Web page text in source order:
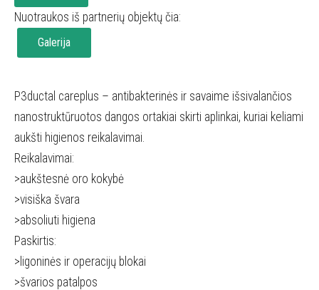
Nuotraukos iš partnerių objektų čia:
Galerija
P3ductal careplus – antibakterinės ir savaime išsivalančios
nanostruktūruotos dangos ortakiai skirti aplinkai, kuriai keliami
aukšti higienos reikalavimai.
Reikalavimai:
>aukštesnė oro kokybė
>visiška švara
>absoliuti higiena
Paskirtis:
>ligoninės ir operacijų blokai
>švarios patalpos